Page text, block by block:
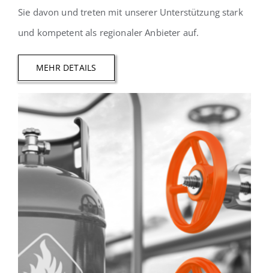
Sie davon und treten mit unserer Unterstützung stark
und kompetent als regionaler Anbieter auf.
MEHR DETAILS